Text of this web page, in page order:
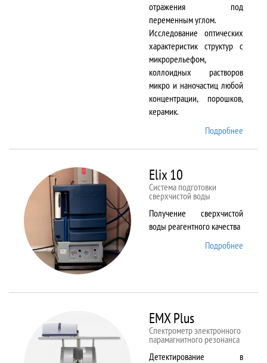
отражения под
переменным углом.
Исследование оптических
характеристик структур с
микрорельефом,
коллоидных растворов
микро и наночастиц любой
концентрации, порошков,
керамик.
Подробнее
Elix 10
Cистема подготовки
сверхчистой воды
Получение сверхчистой
воды реагентного качества
Подробнее
EMX Plus
Спектрометр электронного
парамагнитного резонанса
Детектирование в